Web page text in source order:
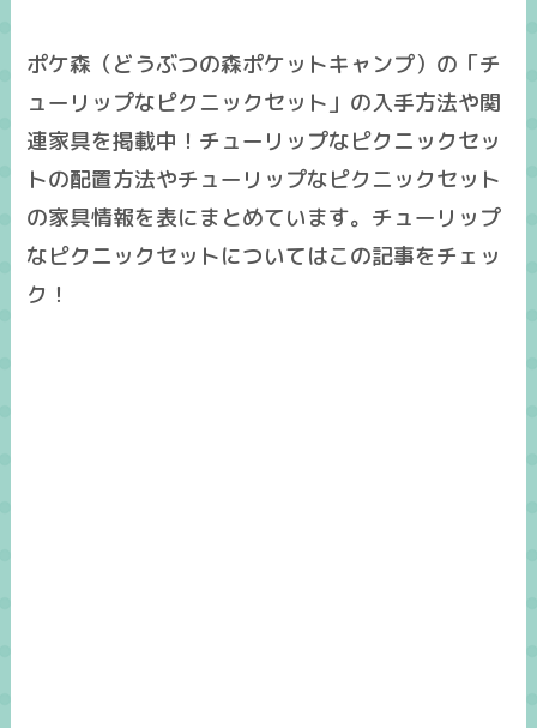
ポケ森（どうぶつの森ポケットキャンプ）の「チ
ューリップなピクニックセット」の入手方法や関
連家具を掲載中！チューリップなピクニックセッ
トの配置方法やチューリップなピクニックセット
の家具情報を表にまとめています。チューリップ
なピクニックセットについてはこの記事をチェッ
ク！